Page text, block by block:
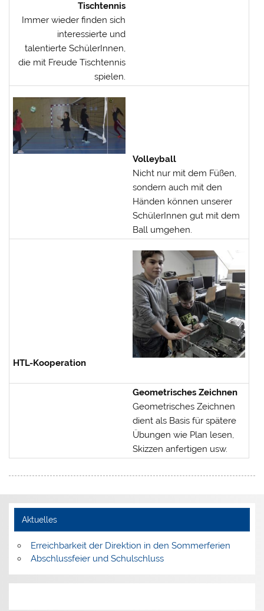
Tischtennis
Immer wieder finden sich
interessierte und
talentierte SchülerInnen,
die mit Freude Tischtennis
spielen.
Volleyball
Nicht nur mit dem Füßen,
sondern auch mit den
Händen können unserer
SchülerInnen gut mit dem
Ball umgehen.
HTL-Kooperation
Geometrisches Zeichnen
Geometrisches Zeichnen
dient als Basis für spätere
Übungen wie Plan lesen,
Skizzen anfertigen usw.
Aktuelles
Erreichbarkeit der Direktion in den Sommerferien
Abschlussfeier und Schulschluss